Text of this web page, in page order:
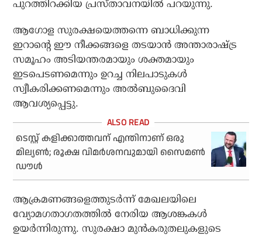
പുറത്തിറക്കിയ പ്രസ്താവനയിൽ പറയുന്നു.
ആഗോള സുരക്ഷയെത്തന്നെ ബാധിക്കുന്ന
ഇറാന്റെ ഈ നീക്കങ്ങളെ തടയാൻ അന്താരാഷ്ട്ര
സമൂഹം അടിയന്തരമായും ശക്തമായും
ഇടപെടണമെന്നും ഉറച്ച നിലപാടുകൾ
സ്വീകരിക്കണമെന്നും അൽബുദൈവി
ആവശ്യപ്പെട്ടു.
ടെസ്റ്റ് കളിക്കാത്തവന് എന്തിനാണ് ഒരു
മില്യണ്‍; രൂക്ഷ വിമര്‍ശനവുമായി സൈമണ്‍
ഡൗള്‍
ആക്രമണങ്ങളെത്തുടർന്ന് മേഖലയിലെ
വ്യോമഗതാഗതത്തിൽ നേരിയ ആശങ്കകൾ
ഉയർന്നിരുന്നു. സുരക്ഷാ മുൻകരുതലുകളുടെ